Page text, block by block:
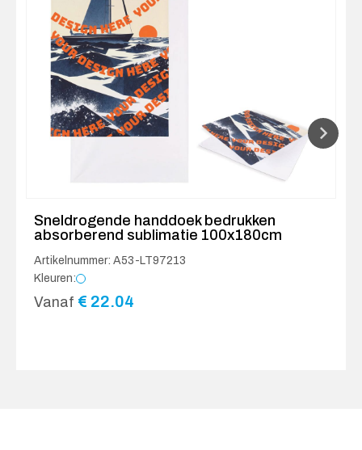
Sneldrogende handdoek bedrukken
absorberend sublimatie 100x180cm
Artikelnummer: A53-LT97213
Kleuren:
Vanaf € 22.04